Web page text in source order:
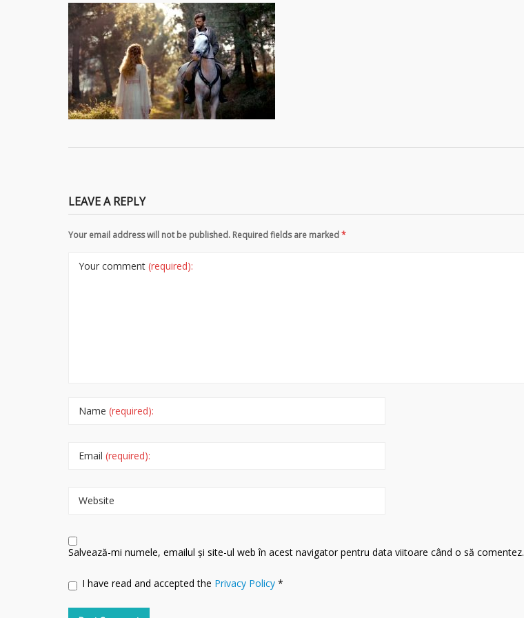
LEAVE A REPLY
Your email address will not be published. Required fields are marked*
Your comment (required):
Name (required):
Email (required):
Website
Salvează-mi numele, emailul și site-ul web în acest navigator pentru data viitoare când o să comentez.
I have read and accepted the Privacy Policy *